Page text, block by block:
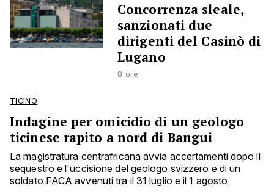
Concorrenza sleale,
sanzionati due
dirigenti del Casinò di
Lugano
8 ore
TICINO
Indagine per omicidio di un geologo
ticinese rapito a nord di Bangui
La magistratura centrafricana avvia accertamenti dopo il
sequestro e l'uccisione del geologo svizzero e di un
soldato FACA avvenuti tra il 31 luglio e il 1 agosto